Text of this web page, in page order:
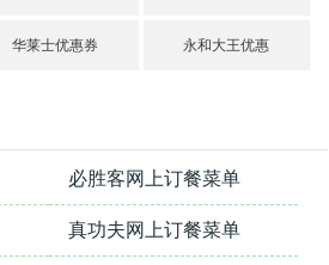
华莱士优惠券 永和大王优惠
必胜客网上订餐菜单
真功夫网上订餐菜单